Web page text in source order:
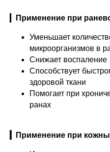
Применение при
Уменьшает
микроорганизмов в
Снижает воспаление
Способствует
здоровой ткани
Помогает при
ранах
▎Применение при